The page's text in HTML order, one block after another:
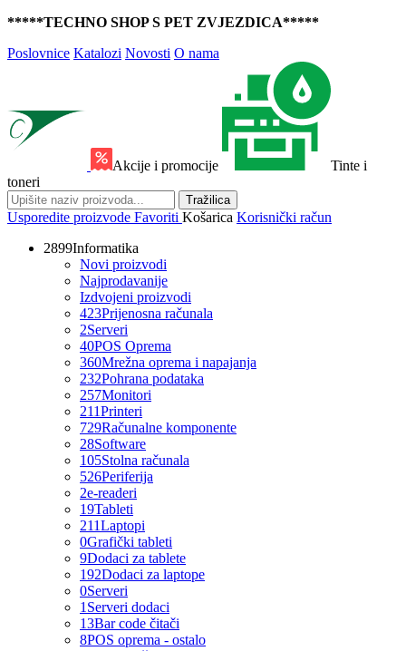
*****TECHNO SHOP S PET ZVJEZDICA*****
Poslovnice Katalozi Novosti O nama
Akcije i promocije
Tinte i
toneri
Tražilica
Usporedite proizvode Favoriti Košarica Korisnički račun
2899Informatika
Novi proizvodi
Najprodavanije
Izdvojeni proizvodi
423Prijenosna računala
2Serveri
40POS Oprema
360Mrežna oprema i napajanja
232Pohrana podataka
257Monitori
211Printeri
729Računalne komponente
28Software
105Stolna računala
526Periferija
2e-readeri
19Tableti
211Laptopi
0Grafički tableti
9Dodaci za tablete
192Dodaci za laptope
0Serveri
1 Serveri dodaci
13Bar code čitači
8POS oprema - ostalo